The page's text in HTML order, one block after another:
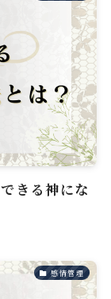
きる神にな
感情管理